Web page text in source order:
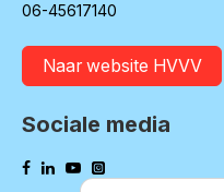
06-45617140
Naar website HVVV
Sociale media